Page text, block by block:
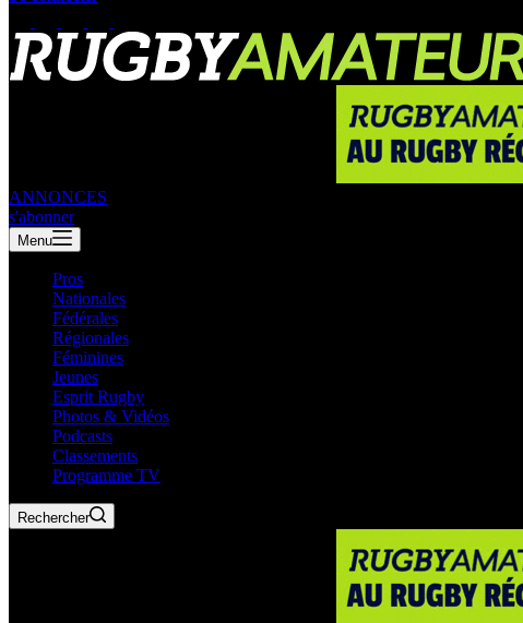
ANNONCES
s'abonner
Menu
Pros
Nationales
Fédérales
Régionales
Féminines
Jeunes
Esprit Rugby
Photos & Vidéos
Podcasts
Classements
Programme TV
Rechercher